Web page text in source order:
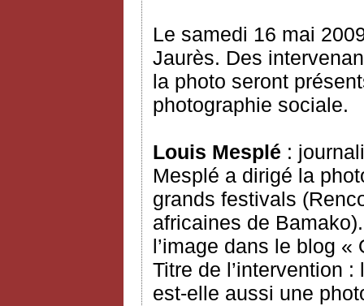
Le samedi 16 mai
Jaurès. Des
la photo seront
photographie sociale.
Louis Mesplé :
Mesplé a dirigé la
grands festivals
africaines de
l’image dans le blog
Titre de l’intervention
est-elle aussi une